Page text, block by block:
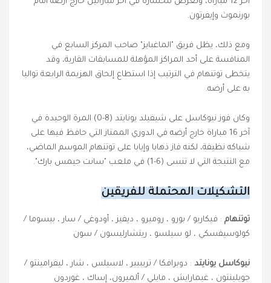
بورنموث وإيفرتون.
ومع ذلك، يظل فريق "الماغبايز" صاحب المركز السابع في
المنافسة على أحد المراكز المؤهلة للمسابقات القارية، وقد
يتخطى توتنهام في الترتيب إذا استطاع إلحاق الهزيمة الرابعة تواليا
به على أرضه.
وكان فوز نيوكاسل على شيفيلد يونايتد (8-0) المرة الوحيدة في
آخر 16 مباراة خارج أرضه في الدوري الممتاز التي حافظ فيها على
شباكه نظيفة، لكنه فاز ذهابا وإيابا على توتنهام الموسم الماضي،
مع النتيجة التي لا تنسى (6-1) في ملعب "سانت جيمس بارك".
التشكيلات المحتملة للفريقين
توتنهام : فيكاريو / بورو ، روميرو ، ديفيز ، أودوغي / سار ، بيسوما /
كولوسيفسكي ، لو سيلسو ، ريتشارليسون / سون
نيوكاسل يونايتد : دوبرافكا / تريبيير ، لاسيلس ، شار ، ليفرامينتو /
جويلينتون ، غيمارايش ، مايلي / ألميرون، إساك ، غوردون